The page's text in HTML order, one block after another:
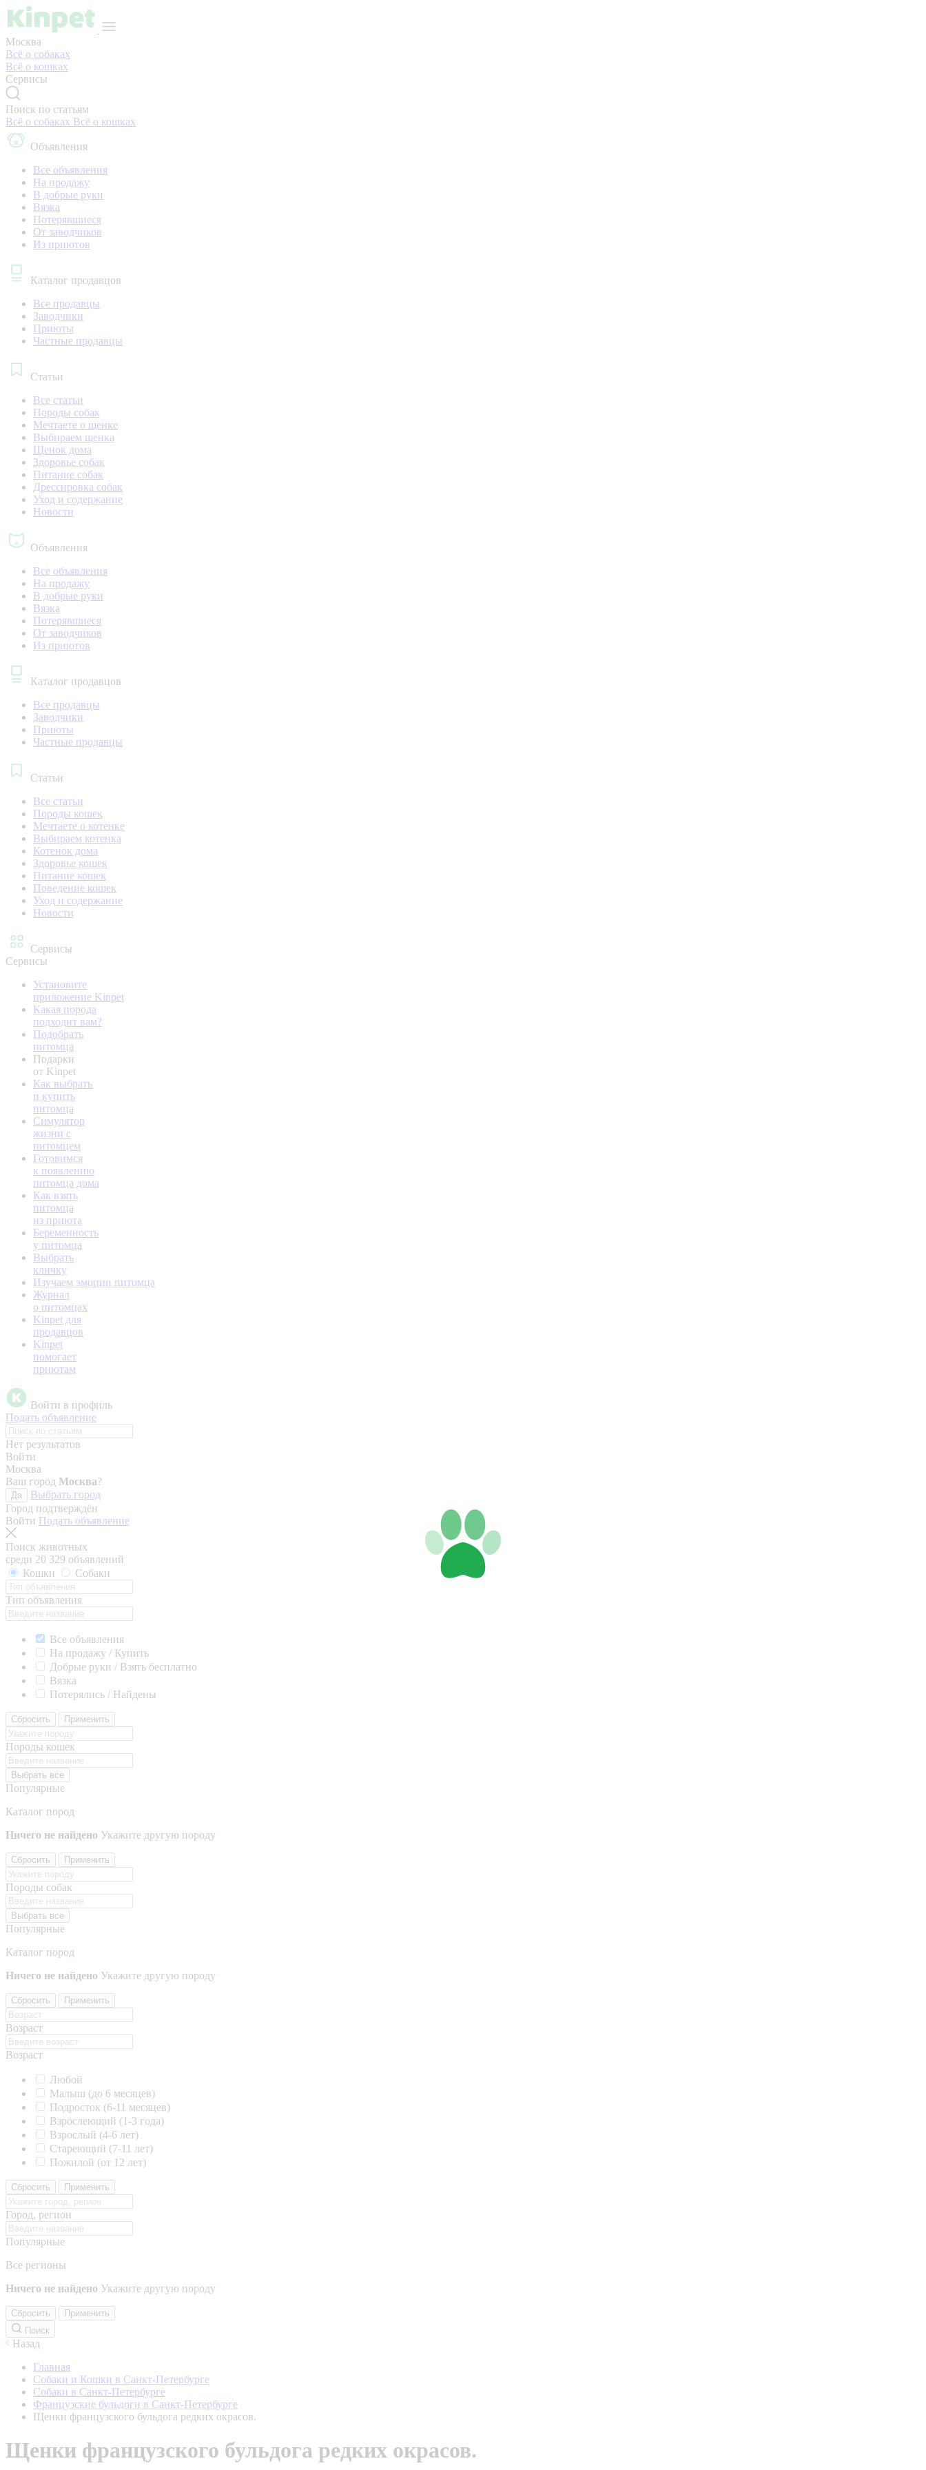
Москва
Всё о собаках
Всё о кошках
Сервисы
Поиск по статьям
Всё о собаках Всё о кошках
Объявления
Все объявления
На продажу
В добрые руки
Вязка
Потерявшиеся
От заводчиков
Из приютов
Каталог продавцов
Все продавцы
Заводчики
Приюты
Частные продавцы
Статьи
Все статьи
Породы собак
Мечтаете о щенке
Выбираем щенка
Щенок дома
Здоровье собак
Питание собак
Дрессировка собак
Уход и содержание
Новости
Объявления
Все объявления
На продажу
В добрые руки
Вязка
Потерявшиеся
От заводчиков
Из приютов
Каталог продавцов
Все продавцы
Заводчики
Приюты
Частные продавцы
Статьи
Все статьи
Породы кошек
Мечтаете о котенке
Выбираем котенка
Котенок дома
Здоровье кошек
Питание кошек
Поведение кошек
Уход и содержание
Новости
Сервисы
Сервисы
Установите
приложение Kinpet
Какая порода
подходит вам?
Подобрать
питомца
Подарки
от Kinpet
Как выбрать
и купить
питомца
Симулятор
жизни с
питомцем
Готовимся
к появлению
питомца дома
Как взять
питомца
из приюта
Беременность
у питомца
Выбрать
кличку
Изучаем эмоции питомца
Журнал
о питомцах
Kinpet для
продавцов
Kinpet
помогает
приютам
Войти в профиль
Подать объявление
Нет результатов
Войти
Москва
Ваш город Москва?
Да
Выбрать город
Город подтверждён
Войти Подать объявление
Поиск животных
среди 20 329 объявлений
Кошки
Собаки
Тип объявления
Все объявления
На продажу / Купить
Добрые руки / Взять бесплатно
Вязка
Потерялись / Найдены
Сбросить Применить
Породы кошек
Выбрать все
Популярные
Каталог пород
Ничего не найдено Укажите другую породу
Сбросить Применить
Породы собак
Выбрать все
Популярные
Каталог пород
Ничего не найдено Укажите другую породу
Сбросить Применить
Возраст
Возраст
Любой
Малыш (до 6 месяцев)
Подросток (6-11 месяцев)
Взрослеющий (1-3 года)
Взрослый (4-6 лет)
Стареющий (7-11 лет)
Пожилой (от 12 лет)
Сбросить Применить
Город, регион
Популярные
Все регионы
Ничего не найдено Укажите другую породу
Сбросить
Применить
Поиск
Назад
Главная
Собаки и Кошки в Санкт-Петербурге
Собаки в Санкт-Петербурге
Французские бульдоги в Санкт-Петербурге
Щенки французского бульдога редких окрасов.
Щенки французского бульдога редких окрасов.